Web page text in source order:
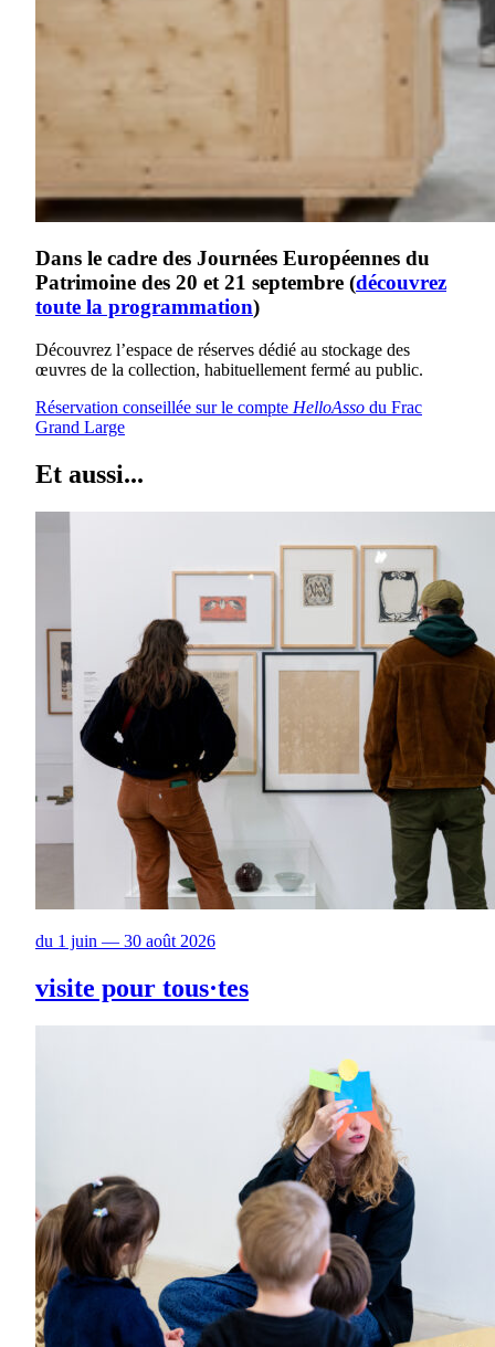
Dans le cadre des Journées Européennes du
Patrimoine des 20 et 21 septembre (découvrez
toute la programmation)
Découvrez l’espace de réserves dédié au stockage des
œuvres de la collection, habituellement fermé au public.
Réservation conseillée sur le compte HelloAsso du Frac
Grand Large
Et aussi...
du 1 juin — 30 août 2026
visite pour tous·tes